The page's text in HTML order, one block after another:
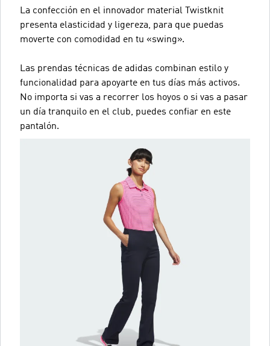
La confección en el innovador material Twistknit
presenta elasticidad y ligereza, para que puedas
moverte con comodidad en tu «swing».
Las prendas técnicas de adidas combinan estilo y
funcionalidad para apoyarte en tus días más activos.
No importa si vas a recorrer los hoyos o si vas a pasar
un día tranquilo en el club, puedes confiar en este
pantalón.